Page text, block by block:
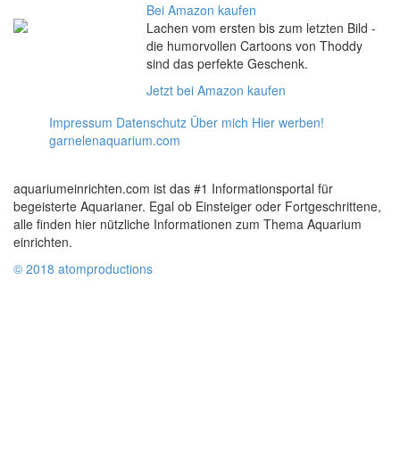
Bei Amazon kaufen
Lachen vom ersten bis zum letzten Bild -
die humorvollen Cartoons von Thoddy
sind das perfekte Geschenk.
Jetzt bei Amazon kaufen
Impressum Datenschutz Über mich Hier werben!
garnelenaquarium.com
aquariumeinrichten.com ist das #1 Informationsportal für
begeisterte Aquarianer. Egal ob Einsteiger oder Fortgeschrittene,
alle finden hier nützliche Informationen zum Thema Aquarium
einrichten.
© 2018 atomproductions